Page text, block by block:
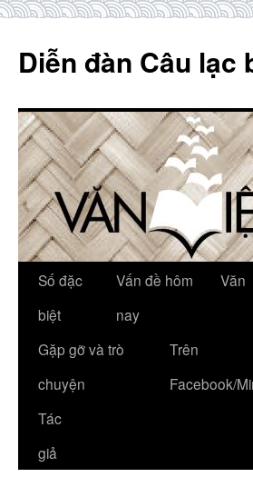
content
Diễn đàn Câu lạc
Số đặc
biệt
Vấn đề hôm
nay
Văn
Gặp gỡ và trò
chuyện
Trên
Facebook/
Tác
giả